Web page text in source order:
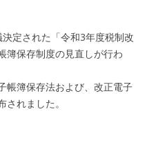
定された「令和3年度税制改
簿保存制度の見直しが行わ
帳簿保存法および、改正電子
れました。